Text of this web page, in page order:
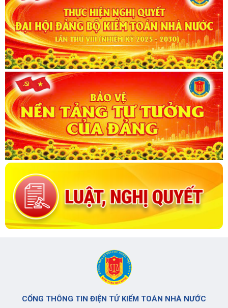
CỔNG THÔNG TIN ĐIỆN TỬ KIỂM TOÁN NHÀ NƯỚC